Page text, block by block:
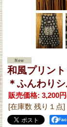
和風プリン
＊ふんわり
販売価格: 3,200円
[在庫数 残り１点]